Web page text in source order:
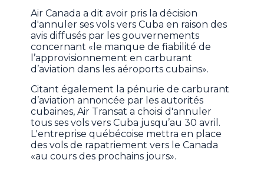
Air Canada a dit avoir pris la décision
d'annuler ses vols vers Cuba en raison des
avis diffusés par les gouvernements
concernant «le manque de fiabilité de
l’approvisionnement en carburant
d’aviation dans les aéroports cubains».
Citant également la pénurie de carburant
d’aviation annoncée par les autorités
cubaines, Air Transat a choisi d'annuler
tous ses vols vers Cuba jusqu’au 30 avril.
L'entreprise québécoise mettra en place
des vols de rapatriement vers le Canada
«au cours des prochains jours».